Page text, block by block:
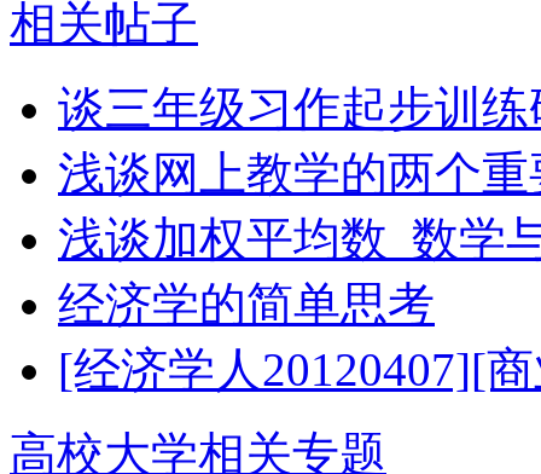
相关帖子
谈三年级习作起步训
浅谈网上教学的两个
浅谈加权平均数_数学
经济学的简单思考
[经济学人20120407][
高校大学相关专题